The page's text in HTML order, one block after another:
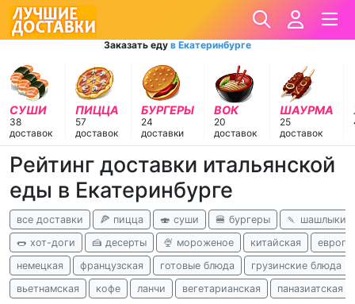
Заказать еду в Екатеринбурге
СУШИ
38
доставок
ПИЦЦА
57
доставок
БУРГЕРЫ
24
доставки
ВОК
20
доставок
ШАУРМА
25
доставок
Рейтинг доставки итальянской
еды в Екатеринбурге
все доставки 🍕 пицца 🍣 суши 🍔 бургеры
🍡 шашлыки
🌭 хот-доги
🍰 десерты 🍨 мороженое китайская
немецкая
французская готовые блюда
грузинские блюда
вьетнамская
кофе ланчи вегетарианская паназиатская